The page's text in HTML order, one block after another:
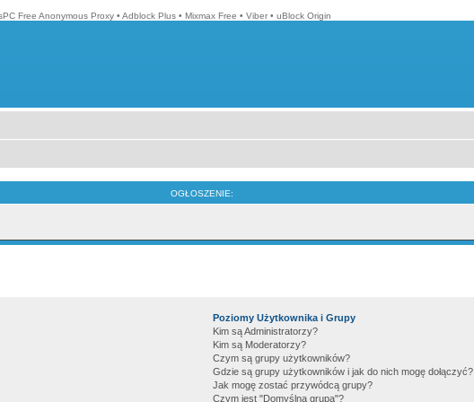
Free Anonymous Proxy • Adblock Plus • Mixmax Free • Viber • uBlock Origin
OGŁOSZENIE:
Poziomy Użytkownika i Grupy
Kim są Administratorzy?
Kim są Moderatorzy?
Czym są grupy użytkowników?
Gdzie są grupy użytkowników i jak do nich mogę dołączyć?
Jak mogę zostać przywódcą grupy?
Czym jest "Domyślna grupa"?